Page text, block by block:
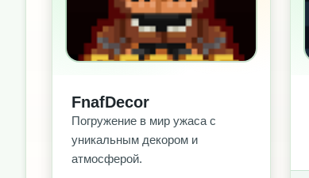
FnafDecor
Погружение в мир ужаса с
уникальным декором и
атмосферой.